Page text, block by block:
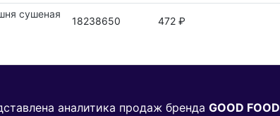
сушеная
18238650 472 ₽
аналитика продаж бренда GOOD FOOD